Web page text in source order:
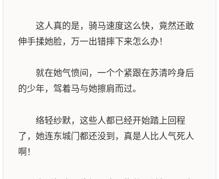
这人真的是，骑马速度这么快，竟然还敢
伸手揉她脸，万一出错摔下来怎么办！
就在她气愤间，一个个紧跟在苏清吟身后
的少年，驾着马与她擦肩而过。
络轻纱默，这些人都已经开始踏上回程
了，她连东城门都还没到，真是人比人气死人
啊！